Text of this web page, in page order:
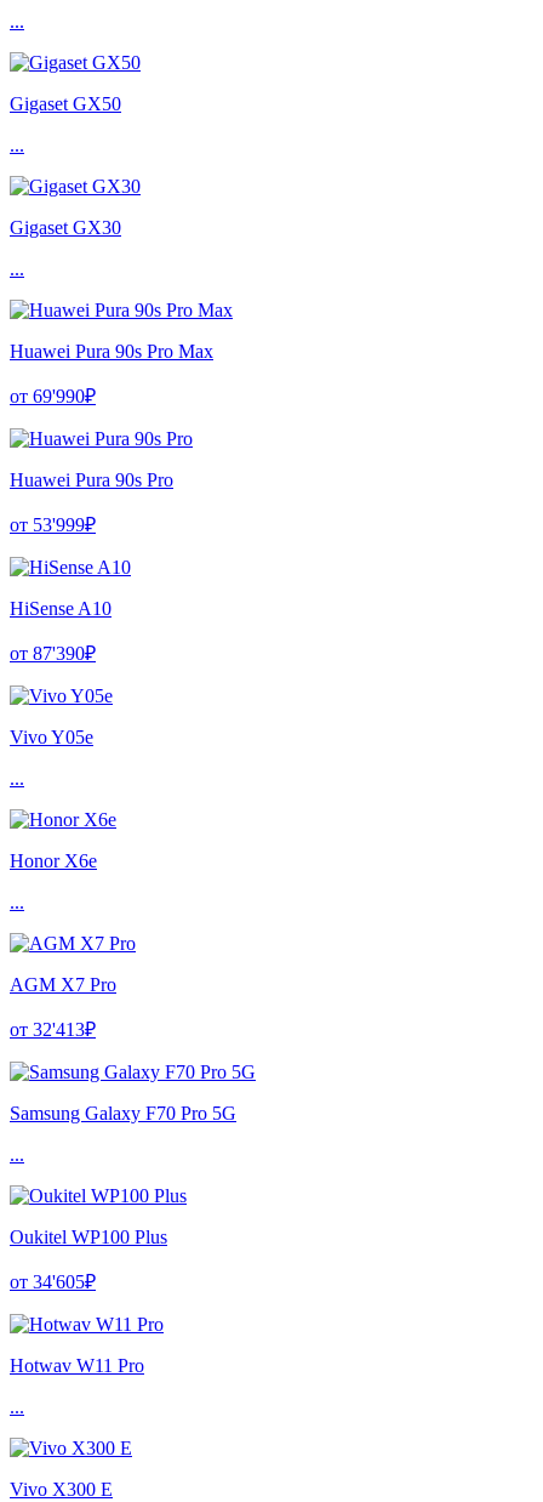
...
Gigaset GX50
...
Gigaset GX30
...
Huawei Pura 90s Pro Max
от 69'990₽
Huawei Pura 90s Pro
от 53'999₽
HiSense A10
от 87'390₽
Vivo Y05e
...
Honor X6e
...
AGM X7 Pro
от 32'413₽
Samsung Galaxy F70 Pro 5G
...
Oukitel WP100 Plus
от 34'605₽
Hotwav W11 Pro
...
Vivo X300 E